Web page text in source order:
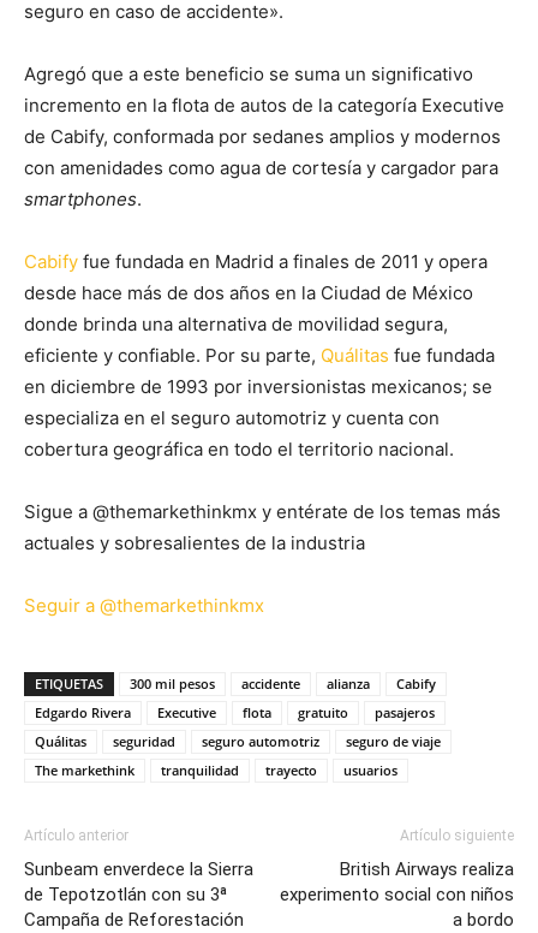
seguro en caso de accidente».
Agregó que a este beneficio se suma un significativo
incremento en la flota de autos de la categoría Executive
de Cabify, conformada por sedanes amplios y modernos
con amenidades como agua de cortesía y cargador para
smartphones.
Cabify fue fundada en Madrid a finales de 2011 y opera
desde hace más de dos años en la Ciudad de México
donde brinda una alternativa de movilidad segura,
eficiente y confiable. Por su parte, Quálitas fue fundada
en diciembre de 1993 por inversionistas mexicanos; se
especializa en el seguro automotriz y cuenta con
cobertura geográfica en todo el territorio nacional.
Sigue a @themarkethinkmx y entérate de los temas más
actuales y sobresalientes de la industria
Seguir a @themarkethinkmx
ETIQUETAS 300 mil pesos accidente alianza
Cabify
Edgardo Rivera
Executive flota gratuito
pasajeros
Quálitas
seguridad seguro automotriz
seguro de viaje
The markethink
tranquilidad trayecto usuarios
Artículo anterior
Sunbeam enverdece la Sierra
de Tepotzotlán con su 3ª
Campaña de Reforestación
Artículo siguiente
British Airways realiza
experimento social con niños
a bordo